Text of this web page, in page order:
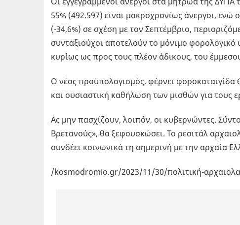
55% (492.597) είναι μακροχρονίως άνεργοι,
(-34,6%) σε σχέση με τον Σεπτέμβριο,
συνταξιούχοι αποτελούν το μόνιμο
κυρίως ως προς τους πλέον άδικους, του
Ο νέος προϋπολογισμός, φέρνει φοροκαταιγίδα
και ουσιαστική καθήλωση των μισθών για τους
Ας μην πασχίζουν, λοιπόν, οι κυβερνώντες.
Βρετανούς», θα ξεφουσκώσει. Το ρεσιτάλ
συνδέει κοινωνικά τη σημερινή με την αρχαία
/kosmodromio.gr/2023/11/30/πολιτική-